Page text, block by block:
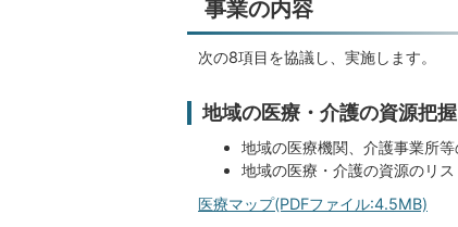
事業の内容
次の8項目を協議し、実施します。
地域の医療・介護の資源把握
地域の医療機関、介護事業所
地域の医療・介護の資源のリ
医療マップ(PDFファイル:4.5MB)